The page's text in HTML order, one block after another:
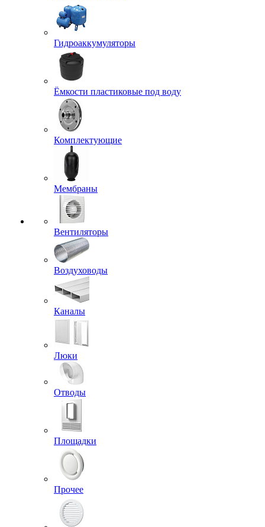
Гидроаккумуляторы
Ёмкости пластиковые под воду
Комплектующие
Мембраны
Вентиляторы
Воздуховоды
Каналы
Люки
Отводы
Площадки
Прочее